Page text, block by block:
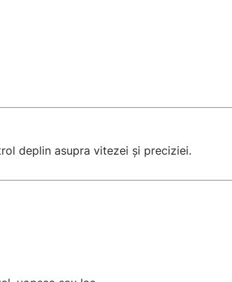
deplin asupra vitezei și preciziei.